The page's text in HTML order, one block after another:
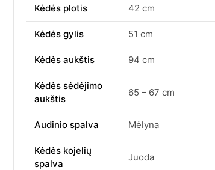
Kėdės plotis 42 cm
Kėdės gylis 51 cm
Kėdės aukštis 94 cm
Kėdės sėdėjimo
aukštis
65 – 67 cm
Audinio spalva Mėlyna
Kėdės kojelių
spalva
Juoda